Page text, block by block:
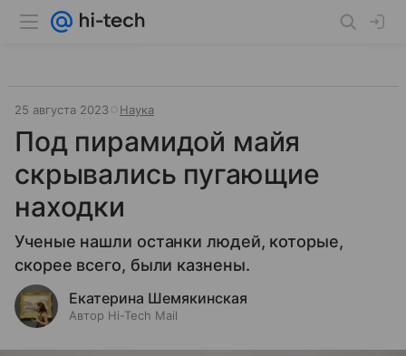
25 августа 2023 Наука
Под пирамидой майя
скрывались пугающие
находки
Ученые нашли останки людей, которые,
скорее всего, были казнены.
Екатерина Шемякинская
Автор Hi-Tech Mail